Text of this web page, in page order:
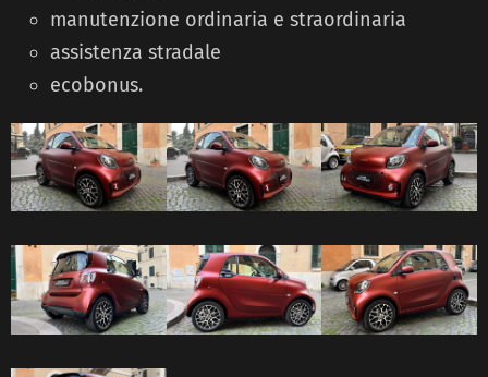
manutenzione ordinaria e straordinaria
assistenza stradale
ecobonus.